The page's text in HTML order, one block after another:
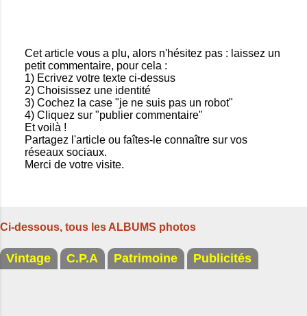
E
n
r
e
g
i
s
t
r
c
m
m
Cet article vous a plu, alors n'hésitez pas : laissez un
petit commentaire, pour cela :
1) Ecrivez votre texte ci-dessus
2) Choisissez une identité
3) Cochez la case "je ne suis pas un robot"
4) Cliquez sur "publier commentaire"
Et voilà !
Partagez l'article ou faîtes-le connaître sur vos
réseaux sociaux.
Merci de votre visite.
Ci-dessous, tous les ALBUMS photos
Vintage C.P.A Patrimoine Publicités